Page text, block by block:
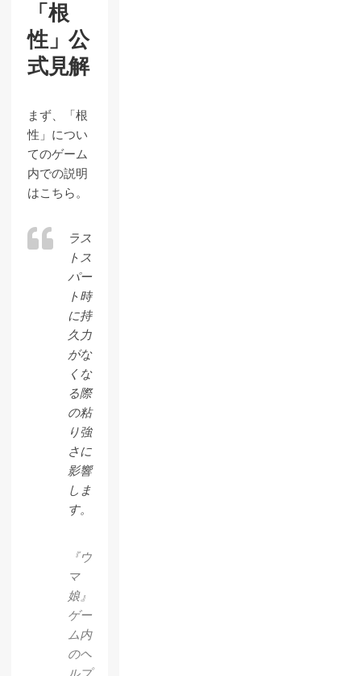
「根
性」公
式見解
まず、「根
性」につい
てのゲーム
内での説明
はこちら。
ラス
トス
パー
ト時
に持
久力
がな
くな
る際
の粘
り強
さに
影響
しま
す。
『ウ
マ
娘』
ゲー
ム内
のヘ